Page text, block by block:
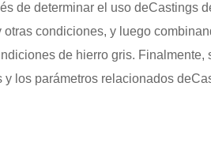
de determinar el uso deCastings
condiciones, y luego
de hierro gris.
los parámetros relacionados de